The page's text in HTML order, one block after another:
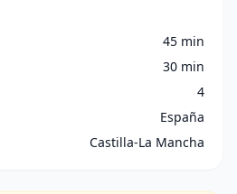
45 min
30 min
4
España
Castilla-La Mancha